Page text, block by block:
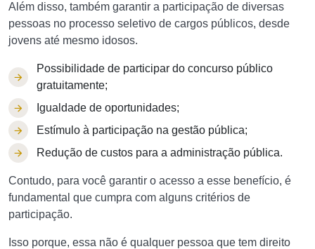
Além disso, também garantir a participação de diversas
pessoas no processo seletivo de cargos públicos, desde
jovens até mesmo idosos.
Possibilidade de participar do concurso público
gratuitamente;
Igualdade de oportunidades;
Estímulo à participação na gestão pública;
Redução de custos para a administração pública.
Contudo, para você garantir o acesso a esse benefício, é
fundamental que cumpra com alguns critérios de
participação.
Isso porque, essa não é qualquer pessoa que tem direito